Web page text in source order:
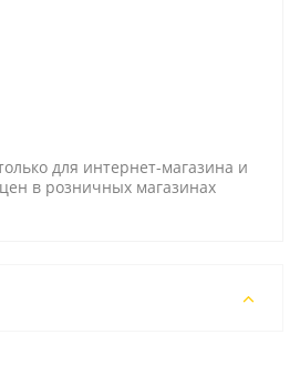
для интернет-магазина и
в розничных магазинах